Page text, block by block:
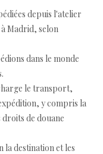
depuis l'atelier
Madrid, selon
dans le monde
le transport,
y compris la
de douane
la destination et les